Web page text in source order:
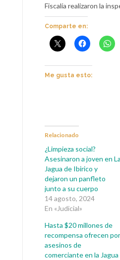
Fiscalía realizaron la
Comparte en:
Me gusta esto:
Relacionado
¿Limpieza social?
Asesinaron a joven en La
Jagua de Ibirico y
dejaron un panfleto
junto a su cuerpo
14 agosto, 2024
En «Judicial»
Hasta $20 millones de
recompensa ofrecen por
asesinos de
comerciante en la Jagua